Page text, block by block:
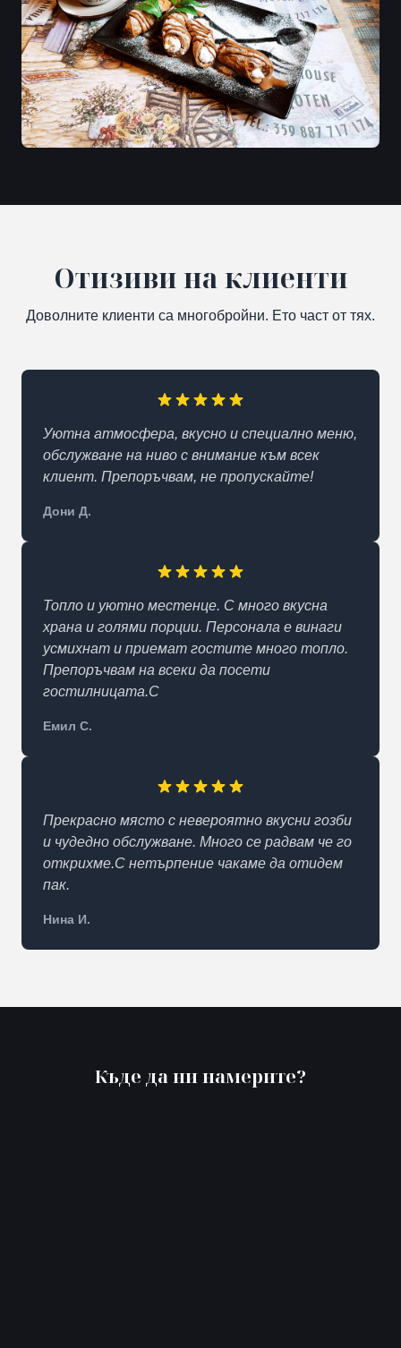
Отизиви на клиенти
Доволните клиенти са многобройни. Ето част от тях.
Уютна атмосфера, вкусно и специално меню,
обслужване на ниво с внимание към всек
клиент. Препоръчвам, не пропускайте!
Дони Д.
Топло и уютно местенце. С много вкусна
храна и голями порции. Персонала е винаги
усмихнат и приемат гостите много топло.
Препоръчвам на всеки да посети
гостилницата.С
Емил С.
Прекрасно място с невероятно вкусни гозби
и чудедно обслужване. Много се радвам че го
открихме.С нетърпение чакаме да отидем
пак.
Нина И.
Къде да ни намерите?